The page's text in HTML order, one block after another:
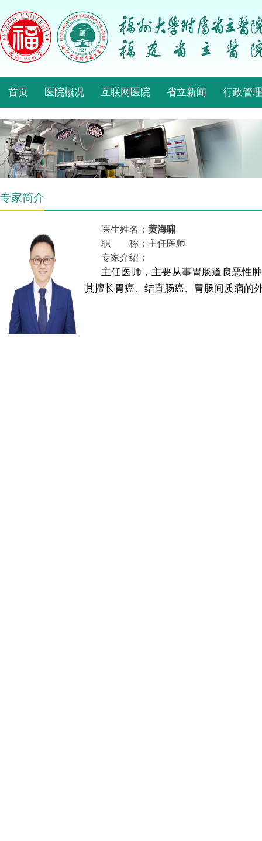
首页 医院概况 互联网医院 省立新闻 行政管理
专家简介
医生姓名： 黄海啸
职 称：主任医师
专家介绍：
主任医师，主要从事胃肠道良恶性
其擅长胃癌、结直肠癌、胃肠间质瘤的